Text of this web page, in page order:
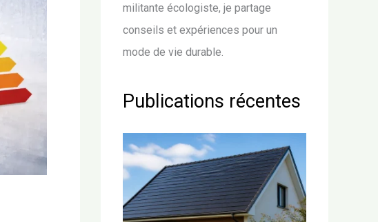
militante écologiste, je partage
conseils et expériences pour un
mode de vie durable.
Publications récentes